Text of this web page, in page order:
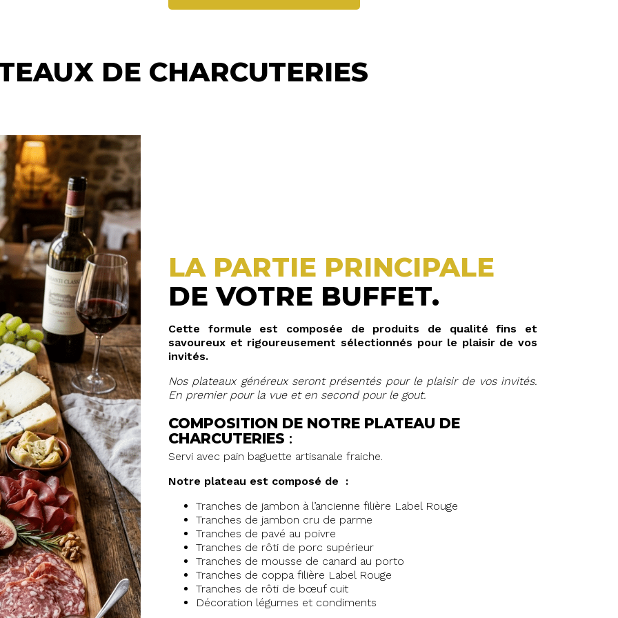
DE CHARCUTERIES
LA PARTIE PRINCIPALE
DE VOTRE BUFFET.
Cette formule est composée de produits de qualité fins et
savoureux et rigoureusement sélectionnés pour le plaisir de vos
invités.
Nos plateaux généreux seront présentés pour le plaisir de vos invités.
En premier pour la vue et en second pour le gout.
COMPOSITION DE NOTRE PLATEAU DE
CHARCUTERIES :
Servi avec pain baguette artisanale fraiche.
Notre plateau est composé de :
Tranches de jambon à l’ancienne filière Label Rouge
Tranches de jambon cru de parme
Tranches de pavé au poivre
Tranches de rôti de porc supérieur
Tranches de mousse de canard au porto
Tranches de coppa filière Label Rouge
Tranches de rôti de bœuf cuit
Décoration légumes et condiments